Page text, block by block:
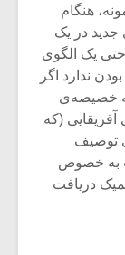
هنگام
در یک
یک الگوی
ندارد اگر
خصیصه‌ی
(که
ذاتی توصیف
به خصوص
دریافت